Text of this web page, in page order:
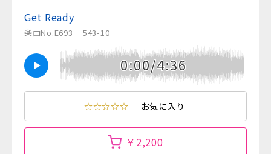
Get Ready
楽曲No.E693 543-10
0:00/4:36
☆☆☆☆☆ お気に入り
￥2,200